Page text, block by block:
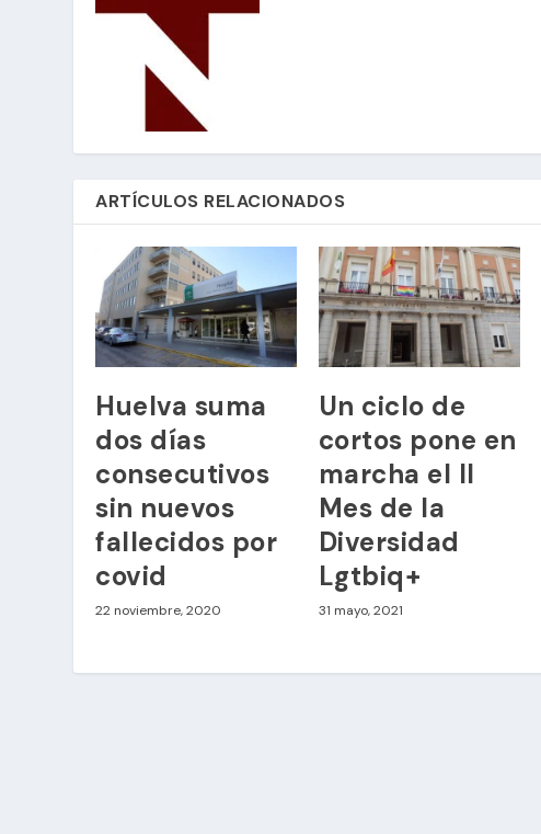
ARTÍCULOS RELACIONADOS
Huelva suma
dos días
consecutivos
sin nuevos
fallecidos por
covid
22 noviembre, 2020
Un ciclo de
cortos pone en
marcha el II
Mes de la
Diversidad
Lgtbiq+
31 mayo, 2021